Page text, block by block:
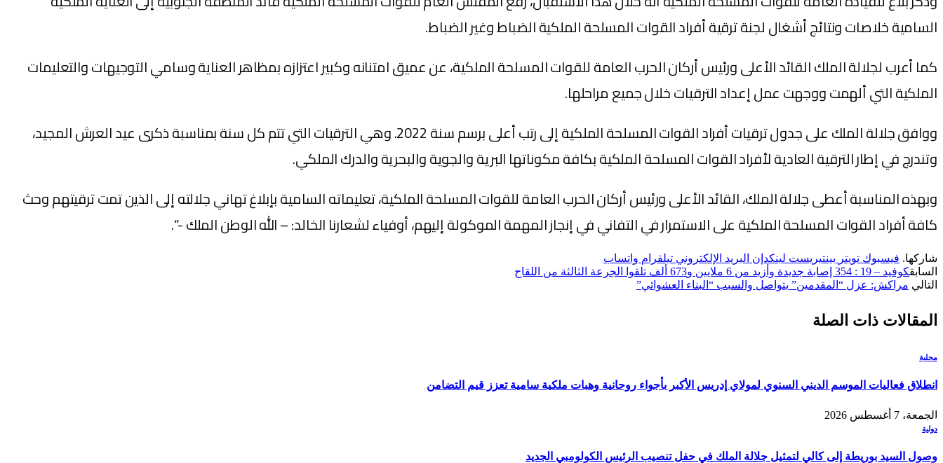
السامية خلاصات ونتائج أشغال لجنة ترقية أفراد القوات المسلحة الملكية الضباط وغير الضباط.
كما أعرب لجلالة الملك القائد الأعلى ورئيس أركان الحرب العامة للقوات المسلحة الملكية، عن عميق امتنانه وكبير اعتزازه بمظاهر العناية وسامي التوجيهات والتعليمات
الملكية التي ألهمت ووجهت عمل إعداد الترقيات خلال جميع مراحلها.
ووافق جلالة الملك على جدول ترقيات أفراد القوات المسلحة الملكية إلى رتب أعلى برسم سنة 2022. وهي الترقيات التي تتم كل سنة بمناسبة ذكرى عيد العرش المجيد،
وتندرج في إطار الترقية العادية لأفراد القوات المسلحة الملكية بكافة مكوناتها البرية والجوية والبحرية والدرك الملكي.
وبهذه المناسبة أعطى جلالة الملك، القائد الأعلى ورئيس أركان الحرب العامة للقوات المسلحة الملكية، تعليماته السامية بإبلاغ تهاني جلالته إلى الذين تمت ترقيتهم وحث
كافة أفراد القوات المسلحة الملكية على الاستمرار في التفاني في إنجاز المهمة الموكولة إليهم، أوفياء لشعارنا الخالد: – الله الوطن الملك -“.
شاركها. فيسبوك تويتر بينتيريست لينكدإن البريد الإلكتروني تيلقرام واتساب
السابقكوفيد – 19 : 354 إصابة جديدة وأزيد من 6 ملايين و673 ألف تلقوا الجرعة الثالثة من اللقاح
التالي مراكش: عزل “المقدمين” يتواصل والسبب “البناء العشوائي”
المقالات ذات الصلة
محلية
انطلاق فعاليات الموسم الديني السنوي لمولاي إدريس الأكبر بأجواء روحانية وهبات ملكية سامية تعزز قيم التضامن
الجمعة، 7 أغسطس 2026
دولية
وصول السيد بوريطة إلى كالي لتمثيل جلالة الملك في حفل تنصيب الرئيس الكولومبي الجديد